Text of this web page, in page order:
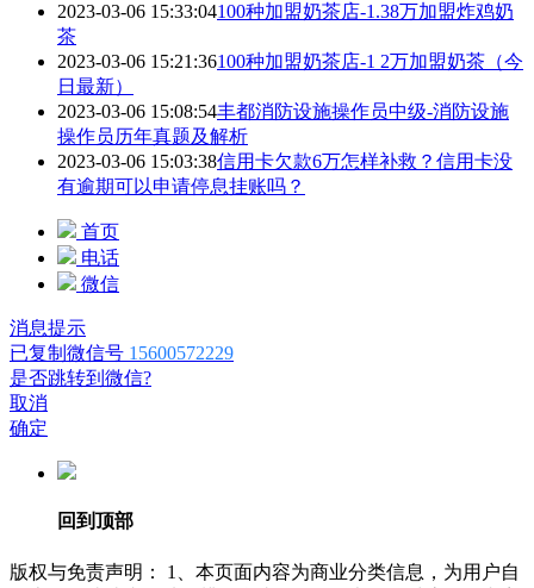
2023-03-06 15:33:04100种加盟奶茶店-1.38万加盟炸鸡奶
茶
2023-03-06 15:21:36100种加盟奶茶店-1 2万加盟奶茶（今
日最新）
2023-03-06 15:08:54丰都消防设施操作员中级-消防设施
操作员历年真题及解析
2023-03-06 15:03:38信用卡欠款6万怎样补救？信用卡没
有逾期可以申请停息挂账吗？
首页
电话
微信
消息提示
已复制微信号 15600572229
是否跳转到微信?
取消
确定
回到顶部
版权与免责声明： 1、本页面内容为商业分类信息，为用户自